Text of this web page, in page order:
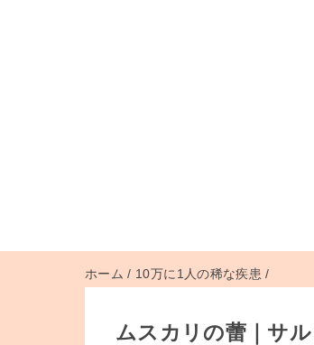
ホーム / 10万に1人の稀な疾患 /
ムスカリの蕾｜サ